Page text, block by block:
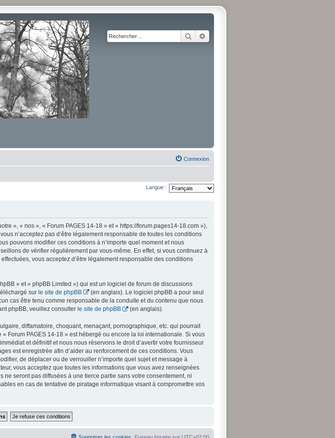
Rechercher
Connexion
Langue :
», « nos », « Forum PAGES 14-18 » et « https://forum.pages14-18.com »),
n’acceptez pas d’être légalement responsable de toutes les conditions
pouvons modifier ces conditions à n’importe quel moment et nous
de vérifier régulièrement par vous-même. En effet, si vous continuez à
vous acceptez d’être légalement responsable des conditions
» et « phpBB Limited ») qui est un logiciel de forum de discussions
sur le site de phpBB
(en anglais). Le logiciel phpBB a pour seul
cas être tenu comme responsable de la conduite et du contenu que nous
phpBB, veuillez consulter le site de phpBB (en anglais).
diffamatoire, choquant, menaçant, pornographique, etc. qui pourrait
Forum PAGES 14-18 » est hébergé ou encore la loi internationale. Si vous
et définitif et nous nous réservons le droit d’avertir votre fournisseur
est enregistrée afin d’aider au renforcement de ces conditions. Vous
de déplacer ou de verrouiller n’importe quel sujet et message à
vous acceptez que toutes les informations que vous avez renseignées
seront pas diffusées à une tierce partie sans votre consentement, ni
en cas de tentative de piratage informatique visant à compromettre vos